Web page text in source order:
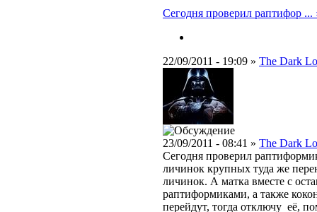
Сегодня проверил раптифор ...
22/09/2011 - 19:09 » The Dark
23/09/2011 - 08:41 » The Dark
Сегодня проверил
личинок крупных туда же
личинок. А матка вместе с
раптиформиками, а также
перейдут, тогда отключу её,